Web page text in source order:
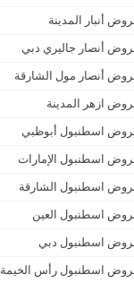
أنبار المدينة
أنصار جاليري دبي
أنصار مول الشارقة
ازهر المدينة
اسطنبول أبوظبي
اسطنبول الإمارات
اسطنبول الشارقة
اسطنبول العين
اسطنبول دبي
اسطنبول رأس الخيمة